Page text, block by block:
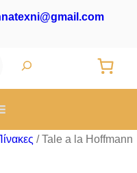
/ Tale a la Hoffmann